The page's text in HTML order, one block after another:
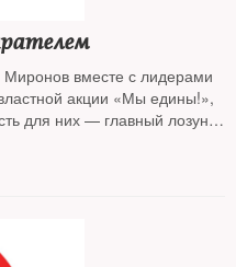
вместе с лидерами
акции «Мы едины!»,
для них — главный лозунг
— узнавал